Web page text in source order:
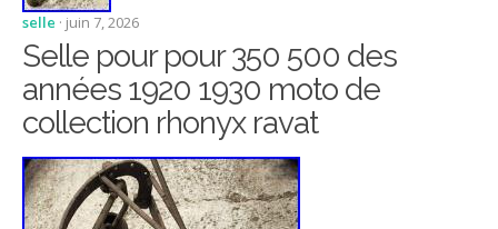
selle · juin 7, 2026
Selle pour pour 350 500 des
années 1920 1930 moto de
collection rhonyx ravat